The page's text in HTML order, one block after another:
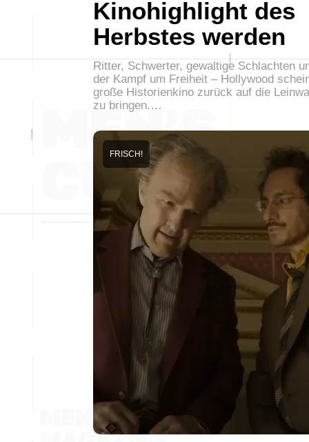
Kinohighlight des
Herbstes werden
Ritter, Schwerter, gewaltige Schlachten
der Kampf um Freiheit – Hollywood
große Historienkino zurück auf die
zu bringen.…
FRISCH!